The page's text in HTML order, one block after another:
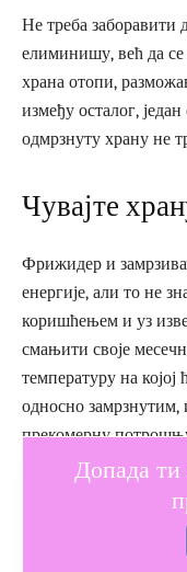
Не треба заборавити
елиминишу, већ да се
храна отопи,
између осталог,
одмрзнуту храну не
Чувајте
Фрижидер и
енергије, али то не
коришћењем и уз
смањити своје
температуру на
односно замрзнутим,
прекомерну
чувања хране остају
капацитет вашег
Приликом куповине,
Допада